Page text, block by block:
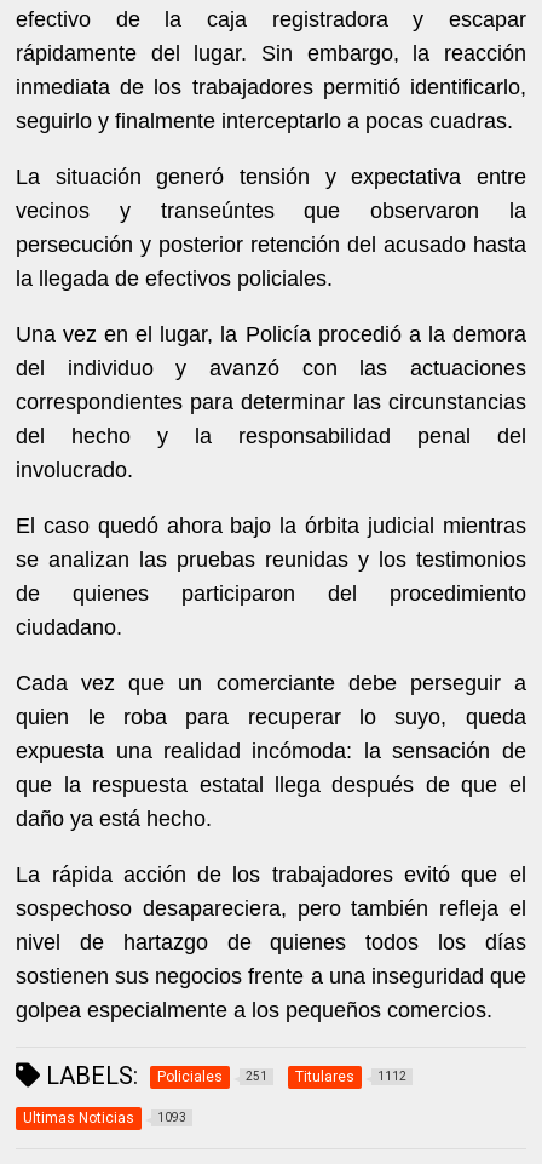
efectivo de la caja registradora y escapar
rápidamente del lugar. Sin embargo, la reacción
inmediata de los trabajadores permitió identificarlo,
seguirlo y finalmente interceptarlo a pocas cuadras.
La situación generó tensión y expectativa entre
vecinos y transeúntes que observaron la
persecución y posterior retención del acusado hasta
la llegada de efectivos policiales.
Una vez en el lugar, la Policía procedió a la demora
del individuo y avanzó con las actuaciones
correspondientes para determinar las circunstancias
del hecho y la responsabilidad penal del
involucrado.
El caso quedó ahora bajo la órbita judicial mientras
se analizan las pruebas reunidas y los testimonios
de quienes participaron del procedimiento
ciudadano.
Cada vez que un comerciante debe perseguir a
quien le roba para recuperar lo suyo, queda
expuesta una realidad incómoda: la sensación de
que la respuesta estatal llega después de que el
daño ya está hecho.
La rápida acción de los trabajadores evitó que el
sospechoso desapareciera, pero también refleja el
nivel de hartazgo de quienes todos los días
sostienen sus negocios frente a una inseguridad que
golpea especialmente a los pequeños comercios.
LABELS: Policiales 251 Titulares 1112
Ultimas Noticias 1093